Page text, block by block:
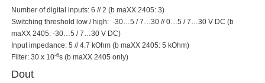
Number of digital inputs: 6 // 2 (b maXX 2405: 3)
Switching threshold low / high: -30…5 / 7…30 // 0…5 / 7…30 V DC (b
maXX 2405: -30…5 / 7…30 V DC)
Input impedance: 5 // 4.7 kOhm (b maXX 2405: 5 kOhm)
Filter: 30 x 10-6s (b maXX 2405 only)
Dout